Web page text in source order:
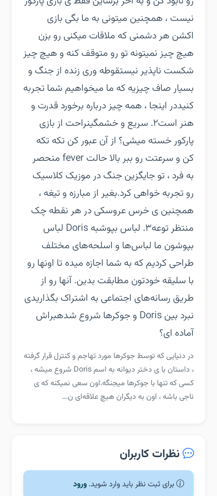
نیست ، همچنین میتونی به ما بگی بازی
اکشن هر دشمنی که ملاقات میکنی رو بزن
هیچ چیز نمیتونه تو رو متوقف کنه و هیچ چیز
شکست ناپذیر نیست‏قوطه وری زنده از جنگ و
بسیار صاف چیزیه که ما میخواهیم شما تجربه
کنید‏در اینجا ، همه چیز درباره برخورد قدرت و
هنر است‏۲. سریع و خشمگین‏راحت از بازی
پارکور خسته میشی؟ از آن عبور کن تکه تکه
کن و سرعتت رو ببر بالا حالت fever منحصر
به فرد ، تو جایگزین جنگ در موزیک کلاسیک
رو تجربه خواهی کرد.‏بغیر از مبارزه و تیغه ،
همچنین ی خرس عروسکی در هر نقطه چک
منتظر توعه‏۳. لباس بپوش‏به Doris لباس
بپوشون ما لباس‌ها و اسلحه‌های مختلف
طراحی کردیم که به شما اجازه میده تا اونها رو
با سلیقه خودتون مطابقت بدین. آنها رو از
طریق رسانه‌های اجتماعی به اشتراک بگذارید‏ی
نبرد بین Doris و جوکر‌ها شروع شده‏براش
آماده ای؟
‏‏در دنیایی که توسط جوکر‌ها مورد تهاجم و کنترل قرار گرفته
، داستان با ی دختر دیوانه به اسم Doris شروع میشه ،
کسی که تنها با جوکر‌ها میجنگه.‏اون سعی نمیکنه که ی
ناجی باشه ، اون به دیگران هیچ علاقه‌ای ن...
نظرات کاربران
برای ثبت نظر باید وارد شوید. ورود